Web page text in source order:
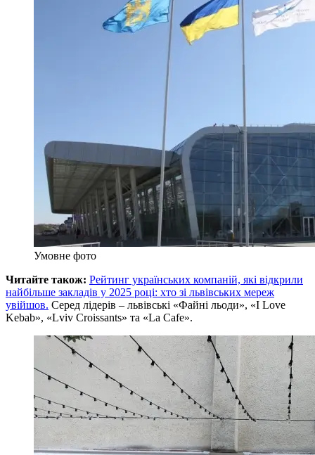
Умовне фото
Читайте також: Рейтинг українських компаній, які відкрили
найбільше закладів у 2025 році: хто зі львівських мереж
увійшов. Серед лідерів – львівські «Файні льоди», «I Love
Kebab», «Lviv Croissants» та «La Cafe».